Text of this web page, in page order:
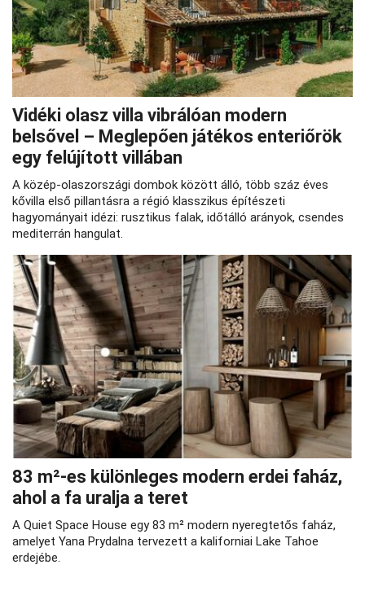
Vidéki olasz villa vibrálóan modern
belsővel – Meglepően játékos enteriőrök
egy felújított villában
A közép‑olaszországi dombok között álló, több száz éves
kővilla első pillantásra a régió klasszikus építészeti
hagyományait idézi: rusztikus falak, időtálló arányok, csendes
mediterrán hangulat.
83 m²‑es különleges modern erdei faház,
ahol a fa uralja a teret
A Quiet Space House egy 83 m² modern nyeregtetős faház,
amelyet Yana Prydalna tervezett a kaliforniai Lake Tahoe
erdejébe.